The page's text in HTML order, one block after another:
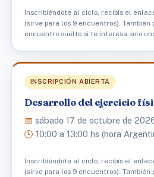
Inscribiéndote al ciclo, recibís el
(sirve para los 9 encuentros). También
encuentro suelto si te interesa solo
INSCRIPCIÓN ABIERTA
Desarrollo del ejercicio
📅 sábado 17 de octubre de
🕓 10:00 a 13:00 hs (hora
Inscribiéndote al ciclo, recibís el
(sirve para los 9 encuentros). También